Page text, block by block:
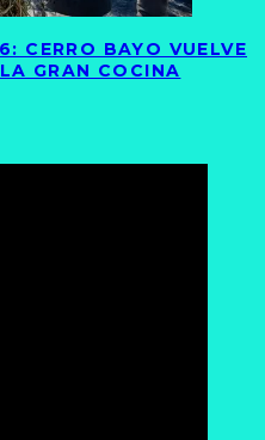
CERRO BAYO VUELVE
GRAN COCINA